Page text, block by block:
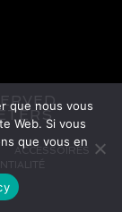
ACCESSOIRES
que nous vous
Web. Si vous
que vous en